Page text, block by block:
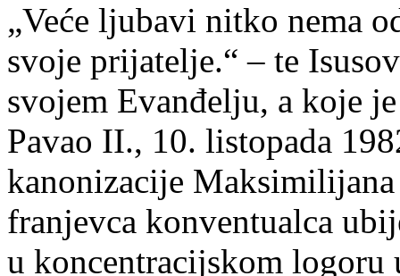
„Veće ljubavi nitko nema
svoje prijatelje.“ – te
svojem Evanđelju, a koje
Pavao II., 10. listopada
kanonizacije
franjevca konventualca
u koncentracijskom